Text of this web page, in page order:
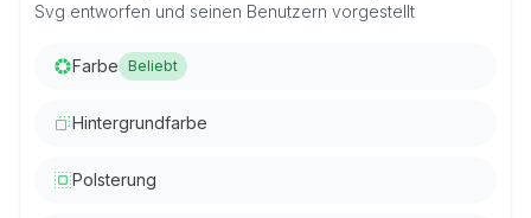
Svg entworfen und seinen Benutzern vorgestellt
Farbe Beliebt
Hintergrundfarbe
Polsterung